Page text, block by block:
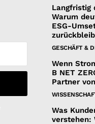
Langfristig
Warum
ESG-
GESCHÄFT &
Wenn
B NET
Partner
Was
verstehen: